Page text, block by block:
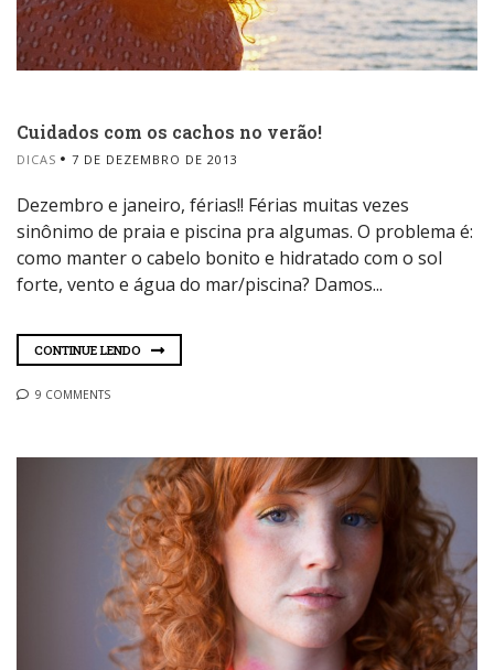
Cuidados com os cachos no verão!
DICAS 7 DE DEZEMBRO DE 2013
Dezembro e janeiro, férias!! Férias muitas vezes
sinônimo de praia e piscina pra algumas. O problema é:
como manter o cabelo bonito e hidratado com o sol
forte, vento e água do mar/piscina? Damos...
CONTINUE LENDO
9 COMMENTS